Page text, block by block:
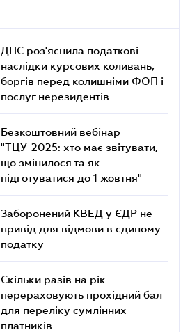
ДПС роз'яснила податкові
наслідки курсових коливань,
боргів перед колишніми ФОП і
послуг нерезидентів
Безкоштовний вебінар
"ТЦУ-2025: хто має звітувати,
що змінилося та як
підготуватися до 1 жовтня"
Заборонений КВЕД у ЄДР не
привід для відмови в єдиному
податку
Скільки разів на рік
перераховують прохідний бал
для переліку сумлінних
платників